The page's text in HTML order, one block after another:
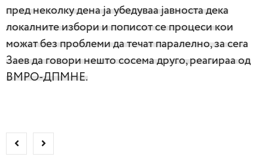
пред неколку дена ја убедуваа јавноста дека
локалните избори и пописот се процеси кои
можат без проблеми да течат паралелно, за сега
Заев да говори нешто сосема друго, реагираа од
ВМРО-ДПМНЕ.